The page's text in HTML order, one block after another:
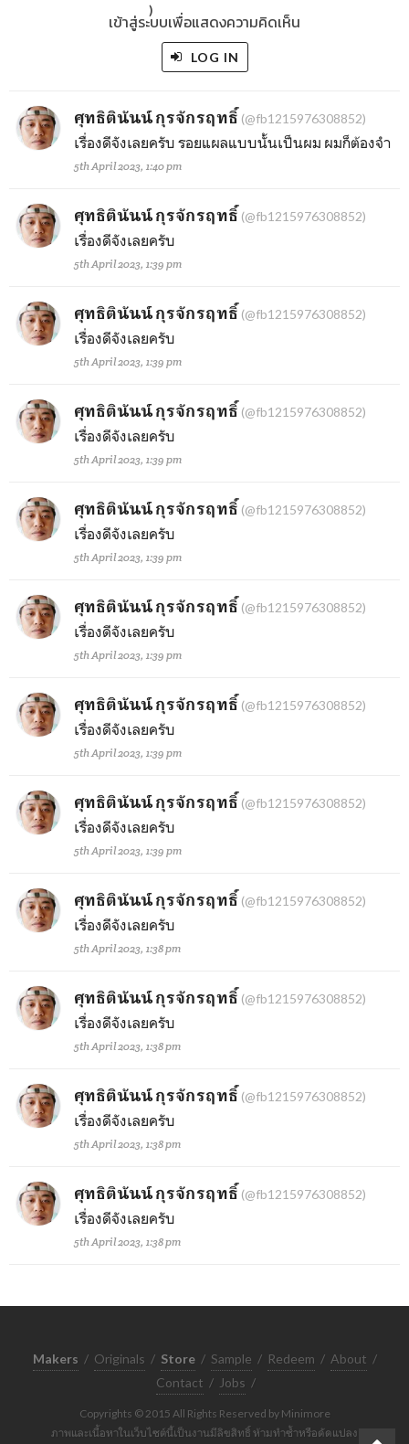
)
เข้าสู่ระบบเพื่อแสดงความคิดเห็น
LOG IN
ศุทธิตินันน์ กุรจักรฤทธิ์ (@fb1215976308852)
เรื่องดีจังเลยครับ รอยแผลแบบนั้นเป็นผม ผมก็ต้องจำ
5th April 2023, 1:40 pm
ศุทธิตินันน์ กุรจักรฤทธิ์ (@fb1215976308852)
เรื่องดีจังเลยครับ
5th April 2023, 1:39 pm
ศุทธิตินันน์ กุรจักรฤทธิ์ (@fb1215976308852)
เรื่องดีจังเลยครับ
5th April 2023, 1:39 pm
ศุทธิตินันน์ กุรจักรฤทธิ์ (@fb1215976308852)
เรื่องดีจังเลยครับ
5th April 2023, 1:39 pm
ศุทธิตินันน์ กุรจักรฤทธิ์ (@fb1215976308852)
เรื่องดีจังเลยครับ
5th April 2023, 1:39 pm
ศุทธิตินันน์ กุรจักรฤทธิ์ (@fb1215976308852)
เรื่องดีจังเลยครับ
5th April 2023, 1:39 pm
ศุทธิตินันน์ กุรจักรฤทธิ์ (@fb1215976308852)
เรื่องดีจังเลยครับ
5th April 2023, 1:39 pm
ศุทธิตินันน์ กุรจักรฤทธิ์ (@fb1215976308852)
เรื่องดีจังเลยครับ
5th April 2023, 1:39 pm
ศุทธิตินันน์ กุรจักรฤทธิ์ (@fb1215976308852)
เรื่องดีจังเลยครับ
5th April 2023, 1:38 pm
ศุทธิตินันน์ กุรจักรฤทธิ์ (@fb1215976308852)
เรื่องดีจังเลยครับ
5th April 2023, 1:38 pm
ศุทธิตินันน์ กุรจักรฤทธิ์ (@fb1215976308852)
เรื่องดีจังเลยครับ
5th April 2023, 1:38 pm
ศุทธิตินันน์ กุรจักรฤทธิ์ (@fb1215976308852)
เรื่องดีจังเลยครับ
5th April 2023, 1:38 pm
Makers / Originals / Store / Sample / Redeem / About /
Contact / Jobs /
Copyrights © 2015 All Rights Reserved by Minimore
ภาพและเนื้อหาในเว็บไซต์นี้เป็นงานมีลิขสิทธิ์ ห้ามทำซ้ำหรือดัดแปลง